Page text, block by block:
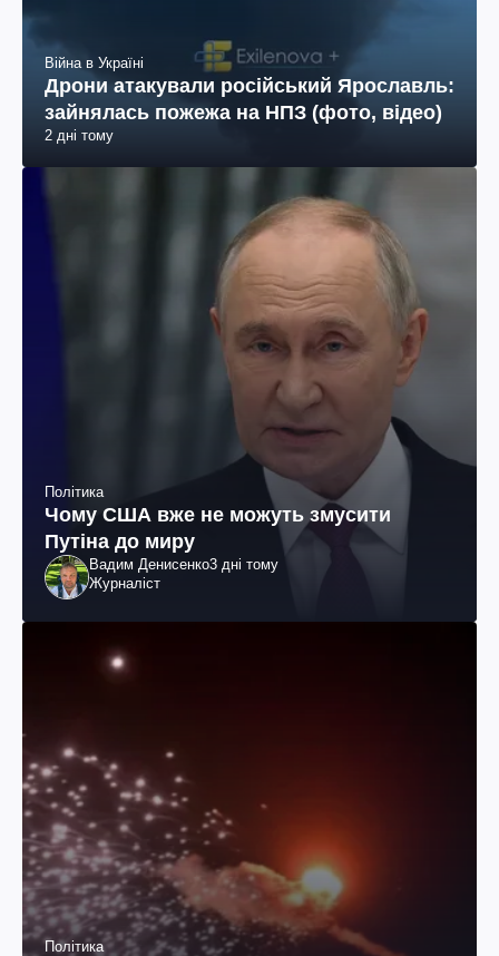
Війна в Україні
Дрони атакували російський Ярославль:
зайнялась пожежа на НПЗ (фото, відео)
2 дні тому
Політика
Чому США вже не можуть змусити
Путіна до миру
Вадим Денисенко3 дні тому
Журналіст
Політика